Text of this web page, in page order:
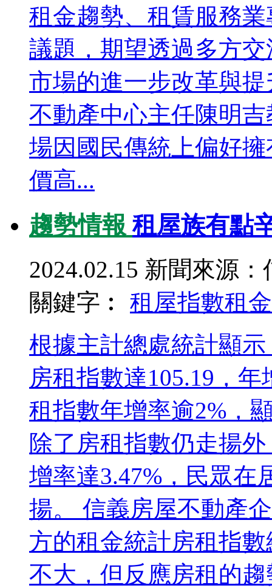
租金趨勢、租賃服務
議題，期望透過多方
市場的進一步改革與
不動產中心主任陳明
場因國民傳統上偏好
價高...
趨勢情報租屋族有點
2024.02.15 新聞來源：
關鍵字︰ 租屋指數租金
根據主計總處統計顯
房租指數達105.19，
租指數年增率逾2%，
除了房租指數仍走揚
增率達3.47%，民眾在
揚。 信義房屋不動產
方的租金統計房租指
不大，但反應房租的